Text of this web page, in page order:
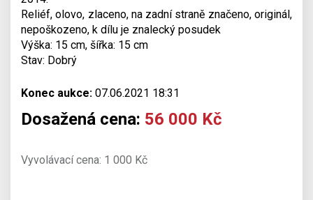
Reliéf, olovo, zlaceno, na zadní straně značeno, originál,
nepoškozeno, k dílu je znalecký posudek
Výška: 15 cm, šířka: 15 cm
Stav: Dobrý
Konec aukce: 07.06.2021 18:31
Dosažená cena: 56 000 Kč
Vyvolávací cena: 1 000 Kč